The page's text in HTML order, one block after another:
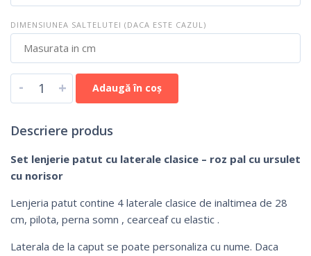
DIMENSIUNEA SALTELUTEI (DACA ESTE CAZUL)
- + Adaugă în coș
Descriere produs
Set lenjerie patut cu laterale clasice – roz pal cu ursulet
cu norisor
Lenjeria patut contine 4 laterale clasice de inaltimea de 28
cm, pilota, perna somn , cearceaf cu elastic .
Laterala de la caput se poate personaliza cu nume. Daca